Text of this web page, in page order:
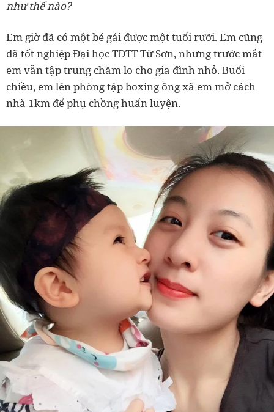
như thế nào?
Em giờ đã có một bé gái được một tuổi rưỡi. Em cũng
đã tốt nghiệp Đại học TDTT Từ Sơn, nhưng trước mắt
em vẫn tập trung chăm lo cho gia đình nhỏ. Buổi
chiều, em lên phòng tập boxing ông xã em mở cách
nhà 1km để phụ chồng huấn luyện.